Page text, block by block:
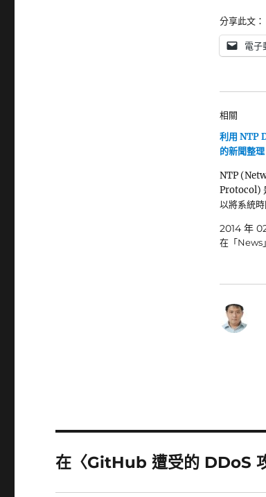
分享此文：
電子
相關
利用 NTP
的新聞整
NTP
Protocol)
以將系統
2014 年
在「News
在〈GitHub 遭受的 DDoS